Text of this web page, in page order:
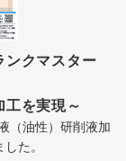
ンクマスター
工を実現～
（油性）研削液加
た。